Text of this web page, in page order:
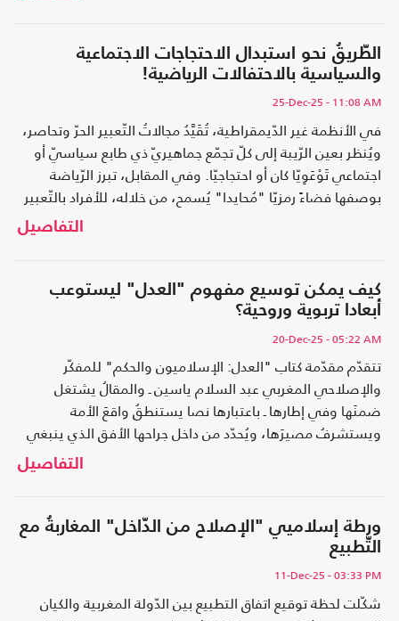
والواقع الحضاري الفعلي الذي تعيشه المجتمعات الإسلامية
اليوم.
الطّريقُ نحو استبدال الاحتجاجات الاجتماعية
والسياسية بالاحتفالات الرياضية!
25-Dec-25 - 11:08 AM
في الأنظمة غير الدّيمقراطية، تُقَيَّدُ مجالاتُ التّعبير الحرّ وتحاصر،
ويُنظر بعين الرّيبة إلى كلّ تجمّع جماهيريّ ذي طابع سياسيّ أو
اجتماعي تَوْعَوِيّا كان أو احتجاجيّا. وفي المقابل، تبرز الرّياضة
بوصفها فضاءً رمزيّا "مُحايدا" يُسمح، من خلاله، للأفراد بالتّعبير
عن مشاعرِهمُ الجماعيّةِ دون أن يُفهمَ ذلك باعتباره تهديدا مباشرا
للسّلطة؛ فالفرحُ الرياضيّ لا يحمل في ظاهره مطالبَ سياسيةً
ويُقدّم باعتباره من جملة أفضل التَّعبيرات على الانتماء الوطنيّ .
التفاصيل
كيف يمكن توسيع مفهوم "العدل" ليستوعب
أبعادا تربوية وروحية؟
20-Dec-25 - 05:22 AM
تتقدّم مقدّمة كتاب "العدل: الإسلاميون والحكم" للمفكّر
والإصلاحي المغربي عبد السلام ياسين ـ والمقالُ يشتغل
ضمنَها وفي إطارها ـ باعتبارها نصا يستنطقُ واقعَ الأمة
ويستشرفُ مصيرَها، ويُحدّد من داخل جراحها الأفق الذي ينبغي
أن يُنظرَ منه إلى العدل لا بوصفه مطلبا سياسيا، وبرنامجَ حكمٍ
التفاصيل
ورطة إسلاميي "الإصلاح من الدّاخل" المغاربةُ مع
التّطبيع
11-Dec-25 - 03:33 PM
شكّلت لحظة توقيع اتفاق التطبيع بين الدّولة المغربية والكيان